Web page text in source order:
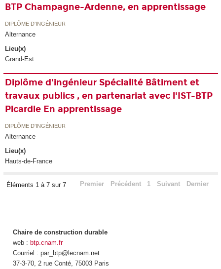
BTP Champagne-Ardenne, en apprentissage
DIPLÔME D'INGÉNIEUR
Alternance
Lieu(x)
Grand-Est
Diplôme d'ingénieur Spécialité Bâtiment et
travaux publics , en partenariat avec l'IST-BTP
Picardie En apprentissage
DIPLÔME D'INGÉNIEUR
Alternance
Lieu(x)
Hauts-de-France
Éléments 1 à 7 sur 7 Premier Précédent 1 Suivant Dernier
Chaire de construction durable
web : btp.cnam.fr
Courriel : par_btp@lecnam.net
37-3-70, 2 rue Conté, 75003 Paris